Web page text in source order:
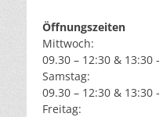
Öffnungszeiten
Mittwoch:
09.30 – 12:30 & 13:30
Samstag:
09.30 – 12:30 & 13:30
Freitag: